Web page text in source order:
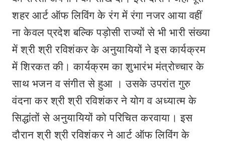
शहर आर्ट ऑफ लिविंग के रंग में रंगा नजर आया वहीं
ना केवल प्रदेश बल्कि पड़ोसी राज्यों से भी भारी संख्या
में श्री श्री रविशंकर के अनुयायियों ने इस कार्यक्रम
में शिरकत की। कार्यक्रम का शुभारंभ मंत्रोच्चार के
साथ भजन व संगीत से हुआ । उसके उपरांत गुरु
वंदना कर श्री श्री रविशंकर ने योग व अध्यात्म के
सिद्धांतों से अनुयायियों को परिचित करवाया। इस
दौरान श्री श्री रविशंकर ने आर्ट ऑफ लिविंग के